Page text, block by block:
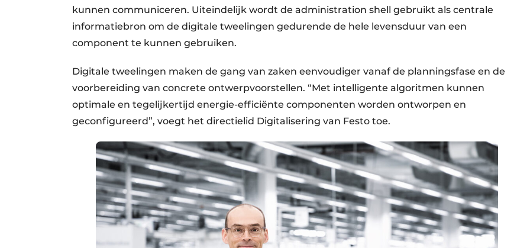
kunnen communiceren. Uiteindelijk wordt de administration shell gebruikt als centrale
informatiebron om de digitale tweelingen gedurende de hele levensduur van een
component te kunnen gebruiken.
Digitale tweelingen maken de gang van zaken eenvoudiger vanaf de planningsfase en de
voorbereiding van concrete ontwerpvoorstellen. “Met intelligente algoritmen kunnen
optimale en tegelijkertijd energie-efficiënte componenten worden ontworpen en
geconfigureerd”, voegt het directielid Digitalisering van Festo toe.